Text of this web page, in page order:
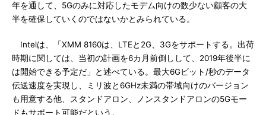
年を通して、5Gのみに対応したモデム向けの数少ない顧客の大
半を確保していくのではないかとみられている。
Intelは、「XMM 8160は、LTEと2G、3Gをサポートする。出荷
時期に関しては、当初の計画を6カ月前倒しして、2019年後半に
は開始できる予定だ」と述べている。最大6Gビット/秒のデータ
伝送速度を実現し、ミリ波と6GHz未満の帯域向けのバージョン
も用意する他、スタンドアロン、ノンスタンドアロンの5Gモー
ドもサポート可能だという。